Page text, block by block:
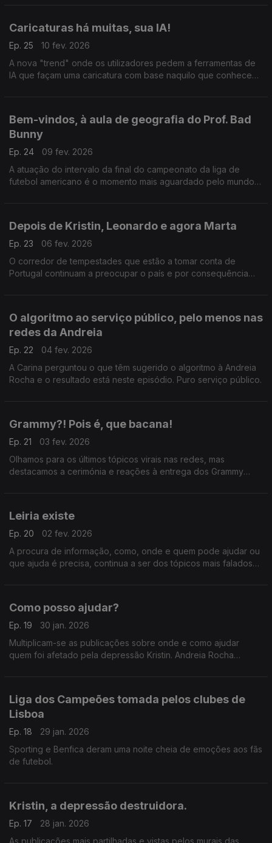
Caricaturas há muitas, sua IA!
Ep. 25
10 fev. 2026
A nova "trend" onde os utilizadores pedem a ferramentas de
IA que façam uma caricatura com base naquilo que conhecem
Bem-vindos, à aula de geografia do Prof. Bad
Bunny
Ep. 24
09 fev. 2026
A atuação do intervalo da final do campeonato da liga de
futebol americano é o momento mais aguardado pelo mundo e
Depois de Kristin, Leonardo e agora Marta
Ep. 23
06 fev. 2026
O corredor de tempestades que estão a tomar conta de
Portugal continuam a preocupar o país e por consequência
O algoritmo ao serviço público, pelo menos nas
redes da Andreia
Ep. 22
04 fev. 2026
A Carina perguntou o que têm sugerido o algoritmo à Andreia
Rocha e o resultado está neste episódio. Puro serviço público.
Grammy?! Pois é, que bacana!
Ep. 21
03 fev. 2026
Olhamos para os últimos tópicos virais nas redes, mas
destacamos a cerimónia e reações à entrega dos Grammy
Leiria existe
Ep. 20
02 fev. 2026
A procura de informação, como, onde e quem pode ajudar ou
que ajuda é precisa, continua a ser dos tópicos mais falados
Como posso ajudar?
Ep. 19
30 jan. 2026
Multiplicam-se as publicações sobre onde e como ajudar
quem foi afetado pela depressão Kristin. Andreia Rocha
Liga dos Campeões tomada pelos clubes de
Lisboa
Ep. 18
29 jan. 2026
Sporting e Benfica deram uma noite cheia de emoções aos fãs
de futebol.
Kristin, a depressão destruidora.
Ep. 17
28 jan. 2026
As publicações mais partilhadas e vistas pelos murais das